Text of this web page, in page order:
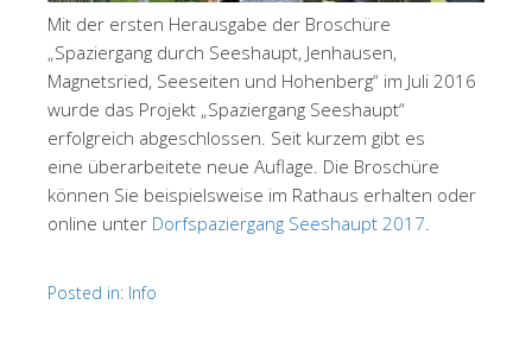
Mit der ersten Herausgabe der Broschüre
„Spaziergang durch Seeshaupt, Jenhausen,
Magnetsried, Seeseiten und Hohenberg“ im Juli 2016
wurde das Projekt „Spaziergang Seeshaupt“
erfolgreich abgeschlossen. Seit kurzem gibt es
eine überarbeitete neue Auflage. Die Broschüre
können Sie beispielsweise im Rathaus erhalten oder
online unter Dorfspaziergang Seeshaupt 2017
Posted in: Info